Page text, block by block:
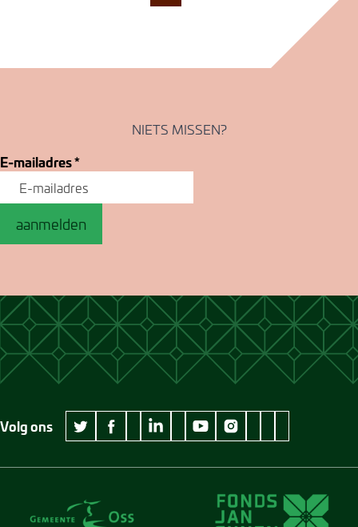
NIETS MISSEN?
E-mailadres*
aanmelden
Volg ons
twitter Museum Jan Cunen
facebook Museum Jan Cunen
wikipedia Museum Jan Cunen
linkedin Museum Jan Cunen
googleplus Museum Jan Cunen
youtube Museum Jan Cunen
instagram Museum